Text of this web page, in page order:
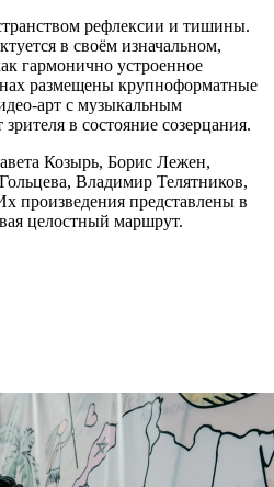
рефлексии и тишины.
в своём изначальном,
гармонично устроенное
размещены крупноформатные
арт с музыкальным
в состояние созерцания.
Козырь, Борис Лежен,
Владимир Телятников,
произведения представлены в
целостный маршрут.